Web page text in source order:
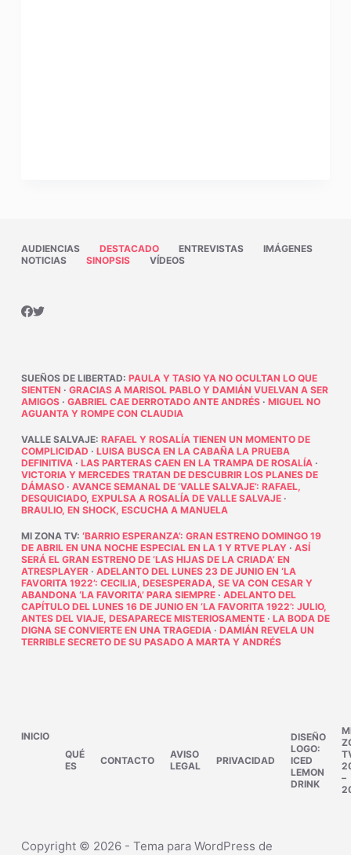
AUDIENCIAS DESTACADO ENTREVISTAS
IMÁGENES
NOTICIAS
SINOPSIS VÍDEOS
SUEÑOS DE LIBERTAD: PAULA Y TASIO YA NO OCULTAN LO QUE
SIENTEN · GRACIAS A MARISOL PABLO Y DAMIÁN VUELVAN A SER
AMIGOS· GABRIEL CAE DERROTADO ANTE ANDRÉS· MIGUEL NO
AGUANTA Y ROMPE CON CLAUDIA
VALLE SALVAJE: RAFAEL Y ROSALÍA TIENEN UN MOMENTO DE
COMPLICIDAD · LUISA BUSCA EN LA CABAÑA LA PRUEBA
DEFINITIVA· LAS PARTERAS CAEN EN LA TRAMPA DE ROSALÍA·
VICTORIA Y MERCEDES TRATAN DE DESCUBRIR LOS PLANES DE
DÁMASO· AVANCE SEMANAL DE ‘VALLE SALVAJE’: RAFAEL,
DESQUICIADO, EXPULSA A ROSALÍA DE VALLE SALVAJE·
BRAULIO, EN SHOCK, ESCUCHA A MANUELA
MI ZONA TV: ‘BARRIO ESPERANZA’: GRAN ESTRENO DOMINGO 19
DE ABRIL EN UNA NOCHE ESPECIAL EN LA 1 Y RTVE PLAY· ASÍ
SERÁ EL GRAN ESTRENO DE ‘LAS HIJAS DE LA CRIADA’ EN
ATRESPLAYER· ADELANTO DEL LUNES 23 DE JUNIO EN ‘LA
FAVORITA 1922’: CECILIA, DESESPERADA, SE VA CON CESAR Y
ABANDONA ‘LA FAVORITA’ PARA SIEMPRE· ADELANTO DEL
CAPÍTULO DEL LUNES 16 DE JUNIO EN ‘LA FAVORITA 1922’: JULIO,
ANTES DEL VIAJE, DESAPARECE MISTERIOSAMENTE· LA BODA DE
DIGNA SE CONVIERTE EN UNA TRAGEDIA· DAMIÁN REVELA UN
TERRIBLE SECRETO DE SU PASADO A MARTA Y ANDRÉS
INICIO
QUÉ
ES
CONTACTO
AVISO
LEGAL
PRIVACIDAD
DISEÑO
LOGO:
ICED
LEMON
DRINK
–
Copyright © 2026 - Tema para WordPress de